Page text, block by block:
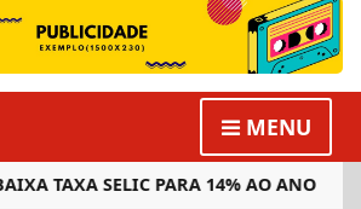
MENU
TAXA SELIC PARA 14% AO ANO